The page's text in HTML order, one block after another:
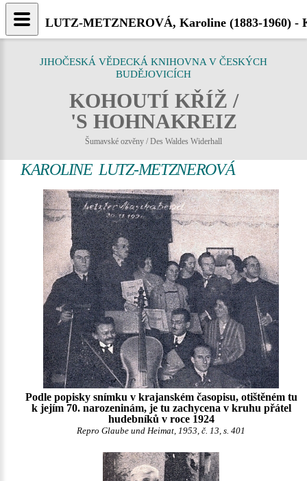
JIHOČESKÁ VĚDECKÁ KNIHOVNA V ČESKÝCH
BUDĚJOVICÍCH
KOHOUTÍ KŘÍŽ /
'S HOHNAKREIZ
Šumavské ozvěny / Des Waldes Widerhall
KAROLINE LUTZ-METZNEROVÁ
Podle popisky snímku v krajanském časopisu, otištěném tu
k jejím 70. narozeninám, je tu zachycena v kruhu přátel
hudebníků v roce 1924
Repro Glaube und Heimat, 1953, č. 13, s. 401
LUTZ-METZNEROVÁ, Karoline (1883-1960) -